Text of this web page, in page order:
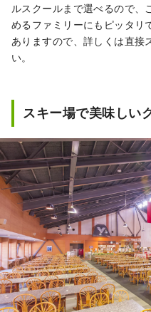
ルスクールまで選べるので、
めるファミリーにもピッタリ
ありますので、詳しくは直接
い。
スキー場で美味しい